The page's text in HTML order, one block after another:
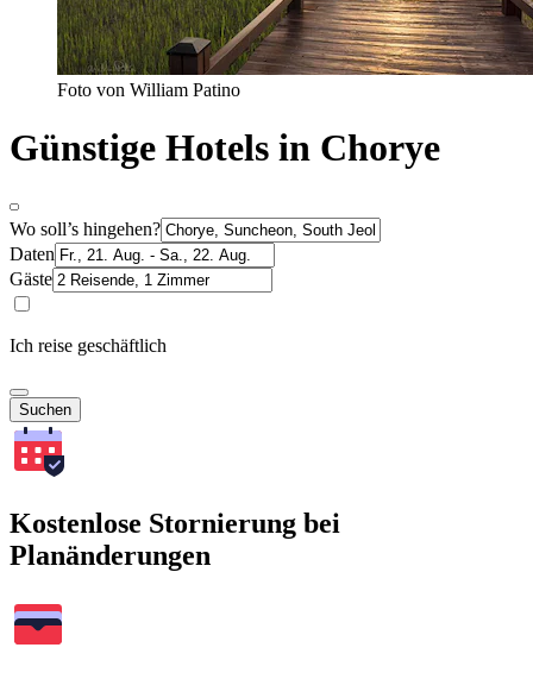
Foto von William Patino
Günstige Hotels in Chorye
Wo soll’s hingehen?
Daten
Gäste
Ich reise geschäftlich
Suchen
Kostenlose Stornierung bei
Planänderungen